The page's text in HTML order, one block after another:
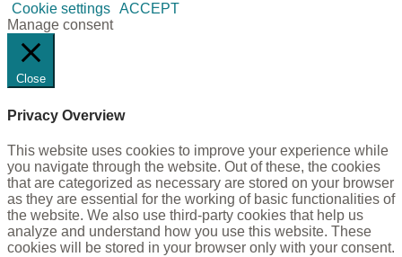
Cookie settings ACCEPT
Manage consent
Close
Privacy Overview
This website uses cookies to improve your experience while
you navigate through the website. Out of these, the cookies
that are categorized as necessary are stored on your browser
as they are essential for the working of basic functionalities of
the website. We also use third-party cookies that help us
analyze and understand how you use this website. These
cookies will be stored in your browser only with your consent.